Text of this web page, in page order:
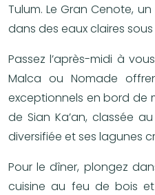
Tulum. Le Gran Cenote,
dans des eaux claires
Passez l’après-midi à
Malca ou Nomade
exceptionnels en bord de
de Sian Ka’an, classée
diversifiée et ses lagunes
Pour le dîner, plongez
cuisine au feu de bois